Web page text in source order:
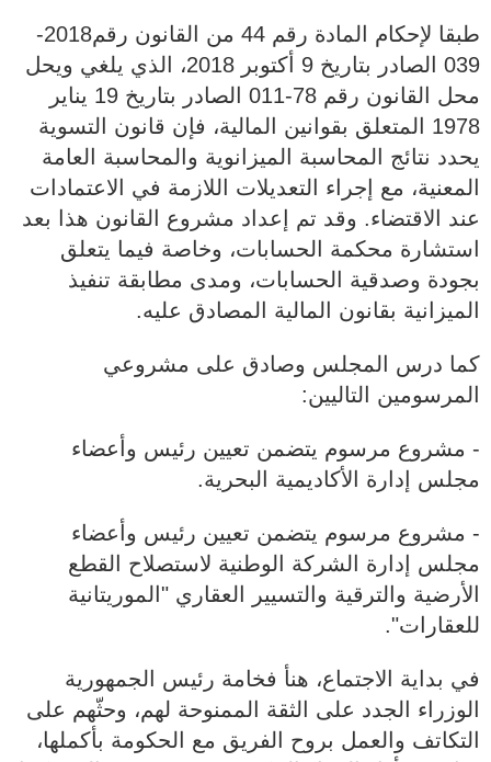
طبقا لإحكام المادة رقم 44 من القانون رقم2018-
039 الصادر بتاريخ 9 أكتوبر 2018، الذي يلغي ويحل
محل القانون رقم 78-011 الصادر بتاريخ 19 يناير
1978 المتعلق بقوانين المالية، فإن قانون التسوية
يحدد نتائج المحاسبة الميزانوية والمحاسبة العامة
المعنية، مع إجراء التعديلات اللازمة في الاعتمادات
عند الاقتضاء. وقد تم إعداد مشروع القانون هذا بعد
استشارة محكمة الحسابات، وخاصة فيما يتعلق
بجودة وصدقية الحسابات، ومدى مطابقة تنفيذ
الميزانية بقانون المالية المصادق عليه.
كما درس المجلس وصادق على مشروعي
المرسومين التاليين:
‐ مشروع مرسوم يتضمن تعيين رئيس وأعضاء
مجلس إدارة الأكاديمية البحرية.
‐ مشروع مرسوم يتضمن تعيين رئيس وأعضاء
مجلس إدارة الشركة الوطنية لاستصلاح القطع
الأرضية والترقية والتسيير العقاري "الموريتانية
للعقارات".
في بداية الاجتماع، هنأ فخامة رئيس الجمهورية
الوزراء الجدد على الثقة الممنوحة لهم، وحثّهم على
التكاتف والعمل بروح الفريق مع الحكومة بأكملها،